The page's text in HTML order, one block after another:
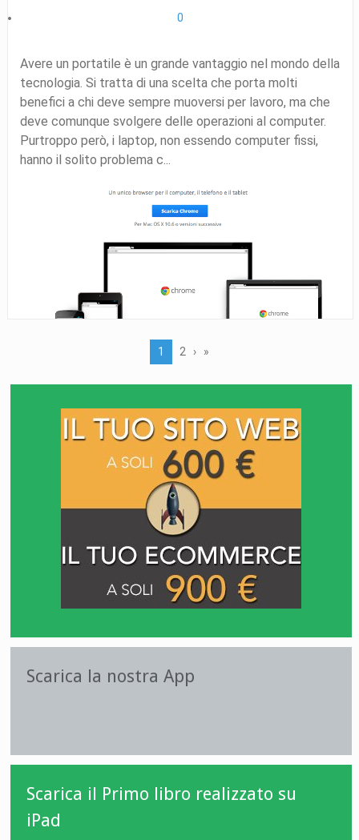
0
Avere un portatile è un grande vantaggio nel mondo della
tecnologia. Si tratta di una scelta che porta molti
benefici a chi deve sempre muoversi per lavoro, ma che
deve comunque svolgere delle operazioni al computer.
Purtroppo però, i laptop, non essendo computer fissi,
hanno il solito problema c...
1 2 › »
Scarica la nostra App
Scarica il Primo libro realizzato su
iPad